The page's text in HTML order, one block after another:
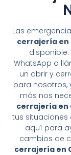
Las
cerrajería en
WhatsApp o
un abrir y
para nosotros,
más nos
cerrajería en
tus situaciones
aquí para
cambios de
cerrajería en